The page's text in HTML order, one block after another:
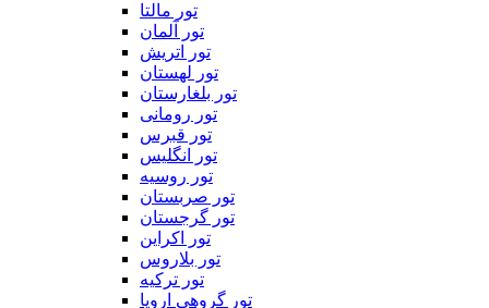
تور مالتا
تور آلمان
تور اتریش
تور لهستان
تور بلغارستان
تور رومانی
تور قبرس
تور انگلیس
تور روسیه
تور صربستان
تور گرجستان
تور اکراین
تور بلاروس
تور ترکیه
تور گروهی اروپا